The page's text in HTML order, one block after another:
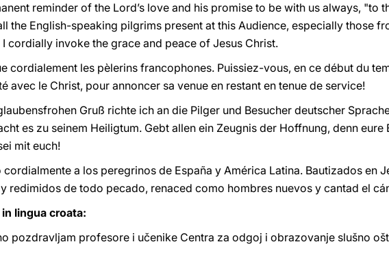
reminder of the Lord’s love and his promise to be with us always, "to
the English-speaking pilgrims present at this Audience, especially those
I cordially invoke the grace and peace of Jesus Christ.
cordialement les pèlerins francophones. Puissiez-vous, en ce début du
avec le Christ, pour annoncer sa venue en restant en tenue de service!
Gruß richte ich an die Pilger und Besucher deutscher
es zu seinem Heiligtum. Gebt allen ein Zeugnis der Hoffnung, denn eure
mit euch!
cordialmente a los peregrinos de España y América Latina. Bautizados en
redimidos de todo pecado, renaced como hombres nuevos y cantad el
lingua croata:
pozdravljam profesore i učenike Centra za odgoj i obrazovanje slušno